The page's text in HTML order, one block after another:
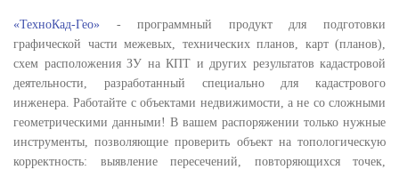
«ТехноКад-Гео» - программный продукт для подготовки
графической части межевых, технических планов, карт (планов),
схем расположения ЗУ на КПТ и других результатов кадастровой
деятельности, разработанный специально для кадастрового
инженера. Работайте с объектами недвижимости, а не со сложными
геометрическими данными! В вашем распоряжении только нужные
инструменты, позволяющие проверить объект на топологическую
корректность: выявление пересечений, повторяющихся точек,